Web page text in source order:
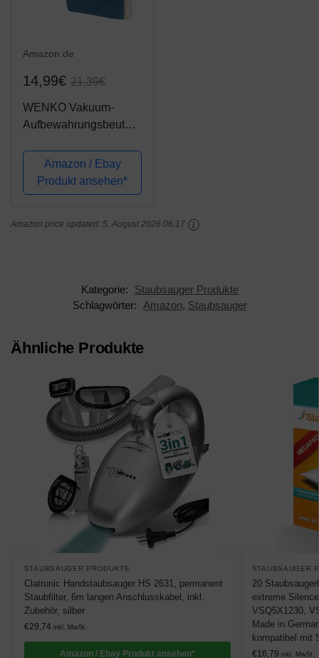
Amazon.de
14,99€ 21,39€
WENKO Vakuum-
Aufbewahrungsbeutel
wiederverwendbarer
Vakuumier-Beutel für
Kleidung und große
zu 75% Platz,...
Amazon / Ebay
Produkt ansehen*
Amazon price updated: 5. August 2026 06:17
Kategorie:
Staubsauger Produkte
Schlagwörter:
Amazon, Staubsauger
Ähnliche Produkte
STAUBSAUGER PRODUKTE
Clatronic Handstaubsauger HS 2631, permanent
Staubfilter, 6m langen Anschlusskabel, inkl.
Zubehör, silber
€29,74 inkl. MwSt.
Amazon / Ebay Produkt ansehen*
STAUBSAUGER
20
extreme
VSQ5X1230,
Made in
kompatibel mit
€16,79 inkl. MwSt.